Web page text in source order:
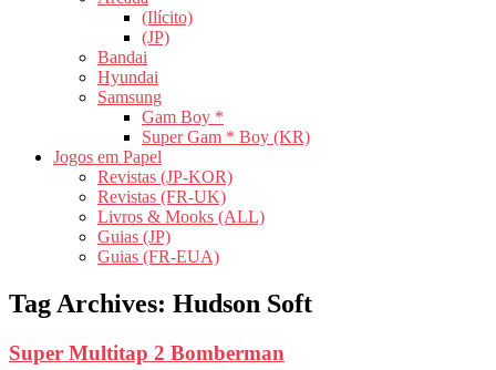
(Ilícito)
(JP)
Bandai
Hyundai
Samsung
Gam Boy *
Super Gam * Boy (KR)
Jogos em Papel
Revistas (JP-KOR)
Revistas (FR-UK)
Livros & Mooks (ALL)
Guias (JP)
Guias (FR-EUA)
Tag Archives: Hudson Soft
Super Multitap 2 Bomberman